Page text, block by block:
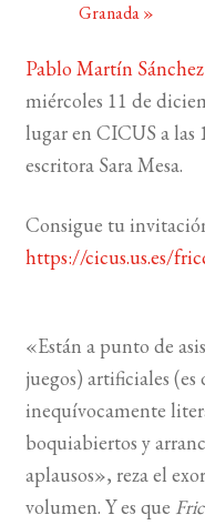
Granada»
Pablo Martín Sánchez
miércoles 11 de
lugar en CICUS a las
escritora Sara Mesa.
Consigue tu
https://cicus.us.es/
«Están a punto de
juegos) artificiales
inequívocamente
boquiabiertos y
aplausos», reza el
volumen. Y es que